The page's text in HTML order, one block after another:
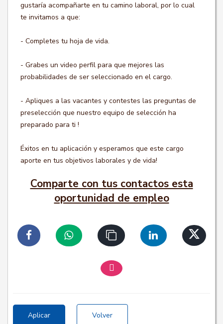
gustaría acompañarte en tu camino laboral, por lo cual
te invitamos a que:
- Completes tu hoja de vida.
- Grabes un video perfil para que mejores las
probabilidades de ser seleccionado en el cargo.
- Apliques a las vacantes y contestes las preguntas de
preselección que nuestro equipo de selección ha
preparado para ti !
Éxitos en tu aplicación y esperamos que este cargo
aporte en tus objetivos laborales y de vida!
Comparte con tus contactos esta
oportunidad de empleo
Aplicar Volver